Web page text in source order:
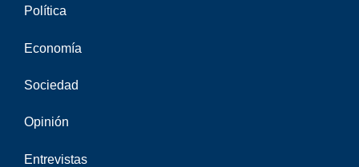
Política
Economía
Sociedad
Opinión
Entrevistas